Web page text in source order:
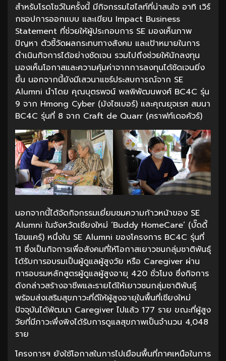
สำหรับโรดโชว์ในครั้งนี้ มีกิจกรรมไฮไลท์ที่น่าสนใจ อาทิ เวิร์
กชอปการออกแบบ และเขียน Impact Business
Statement ที่ช่วยให้ผู้ประกอบการ SE มองเห็นภาพ
ปัญหา ตัวชี้วัดผลกระทบทางสังคม และเป้าหมายในการ
ดำเนินกิจการได้อย่างชัดเจน รวมไปถึงช่วยให้นักลงทุน
มองเห็นโอกาสและความคุ้มค่าจากการลงทุนได้ชัดเจนยิ่ง
ขึ้น นอกจากนี้ยังมีเสวนาแชร์ประสบการณ์จาก SE
Alumni นำโดย คุณบุตรพจน์ พลพิพัฒนพงศ์ BC4C รุ่น
9 จาก Hmong Cyber (ม้งไซเบอร์) และคุณยุจเรศ สมนา
BC4C รุ่นที่ 8 จาก Craft de Quarr (คราฟท์เดอคัวร์)
นอกจากนี้ได้จัดกิจกรรมเยี่ยมชมความก้าวหน้าของ SE
Alumni ในจังหวัดเชียงใหม่ ‘Buddy HomeCare’ (บั๊ดดี้
โฮมแคร์) หนึ่งใน SE Alumni ของโครงการ BC4C รุ่นที่
11 ซึ่งเป็นกิจการเพื่อสังคมที่ให้โอกาสเยาวชนกลุ่มชาติพันธุ์
ได้รับการอบรมเป็นผู้ดูแลผู้สูงวัย หรือ Caregiver ผ่าน
การอบรมหลักสูตรผู้ดูแลผู้สูงอายุ 420 ชั่วโมง ซึ่งกิจการ
ดังกล่าวสร้างอาชีพและรายได้ให้เยาวชนกลุ่มชาติพันธุ์
พร้อมส่งเสริมสุขภาวะที่ดีให้ผู้สูงอายุในพื้นที่เชียงใหม่
ปัจจุบันได้พัฒนา Caregiver ไปแล้ว 177 ราย ขณะที่ผู้สูง
วัยที่มีภาวะพึ่งพิงได้รับการดูแลสุขภาพเป็นจำนวน 4,048
ราย
โครงการฯ ยังใช้โอกาสในการไปเยือนพื้นที่ภาคเหนือในการ